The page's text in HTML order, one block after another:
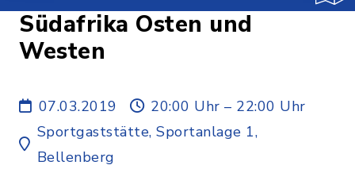
Südafrika Osten und
Westen
07.03.2019
20:00 Uhr – 22:00 Uhr
Sportgaststätte, Sportanlage 1,
Bellenberg